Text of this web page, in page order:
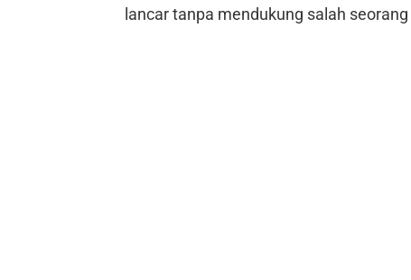
lancar tanpa mendukung salah